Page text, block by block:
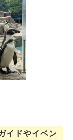
イドやイベン